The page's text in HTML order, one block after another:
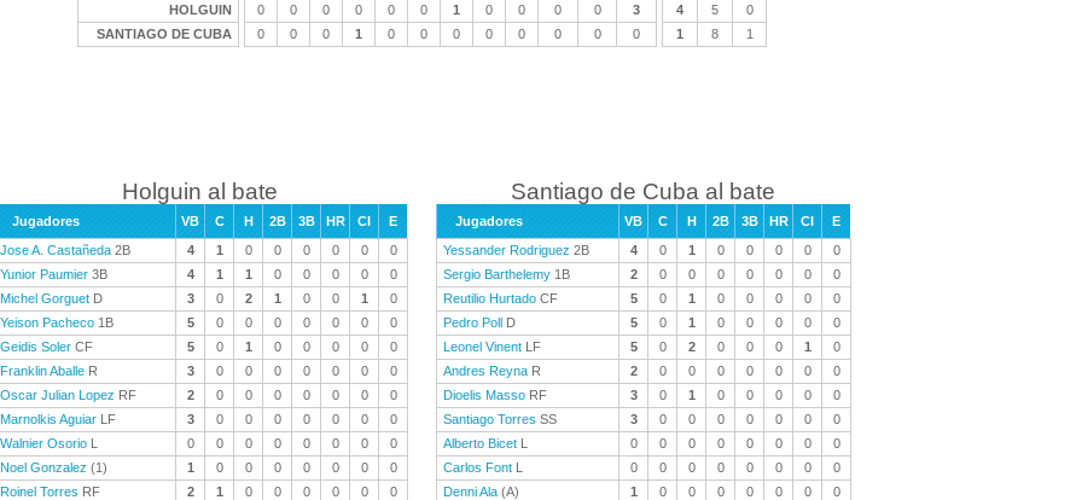
HOLGUIN
0 0 0 0 0 0 1 0 0 0 0 3 4 5
0
SANTIAGO DE CUBA
0 0 0 1 0 0 0 0 0 0 0 0 1 8 1
Holguin al bate
Jugadores VB C H 2B 3B HR CI
E
Jose A. Castañeda 2B 4 1 0 0 0 0 0
0
Yunior Paumier 3B 4 1 1 0 0 0 0
0
Michel Gorguet D 3 0 2 1 0 0 1
0
Yeison Pacheco 1B 5 0 0 0 0 0 0
0
Geidis Soler CF 5 0 1 0 0 0 0
0
Franklin Aballe R 3 0 0 0 0 0 0
0
Oscar Julian Lopez RF 2 0 0 0 0 0 0
0
Marnolkis Aguiar LF 3 0 0 0 0 0 0
0
Walnier Osorio L 0 0 0 0 0 0 0
0
Noel Gonzalez (1) 1 0 0 0 0 0 0
0
Roinel Torres RF 2 1 0 0 0 0 0
0
Santiago de Cuba al bate
Jugadores VB C H 2B 3B HR CI
E
Yessander Rodriguez 2B 4 0 1 0 0 0 0
0
Sergio Barthelemy 1B 2 0 0 0 0 0 0
0
Reutilio Hurtado CF 5 0 1 0 0 0 0
0
Pedro Poll D 5 0 1 0 0 0 0
0
Leonel Vinent LF 5 0 2 0 0 0 1
0
Andres Reyna R 2 0 0 0 0 0 0
0
Dioelis Masso RF 3 0 1 0 0 0 0
0
Santiago Torres SS 3 0 0 0 0 0 0
0
Alberto Bicet L 0 0 0 0 0 0 0
0
Carlos Font L 0 0 0 0 0 0 0
0
Denni Ala (A) 1 0 0 0 0 0 0
0